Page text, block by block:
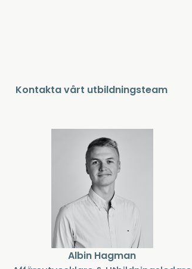
Kontakta vårt utbildningsteam
Albin Hagman